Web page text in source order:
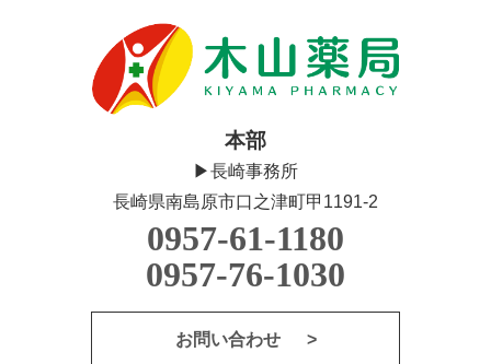
本部
▶長崎事務所
長崎県南島原市口之津町甲1191-2
0957-61-1180
0957-76-1030
お問い合わせ